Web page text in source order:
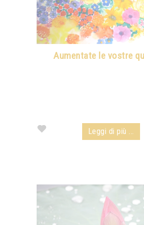
Aumentate le vostre
Leggi di più ...